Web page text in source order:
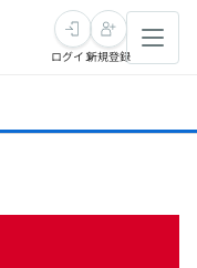
ログイン新規登録